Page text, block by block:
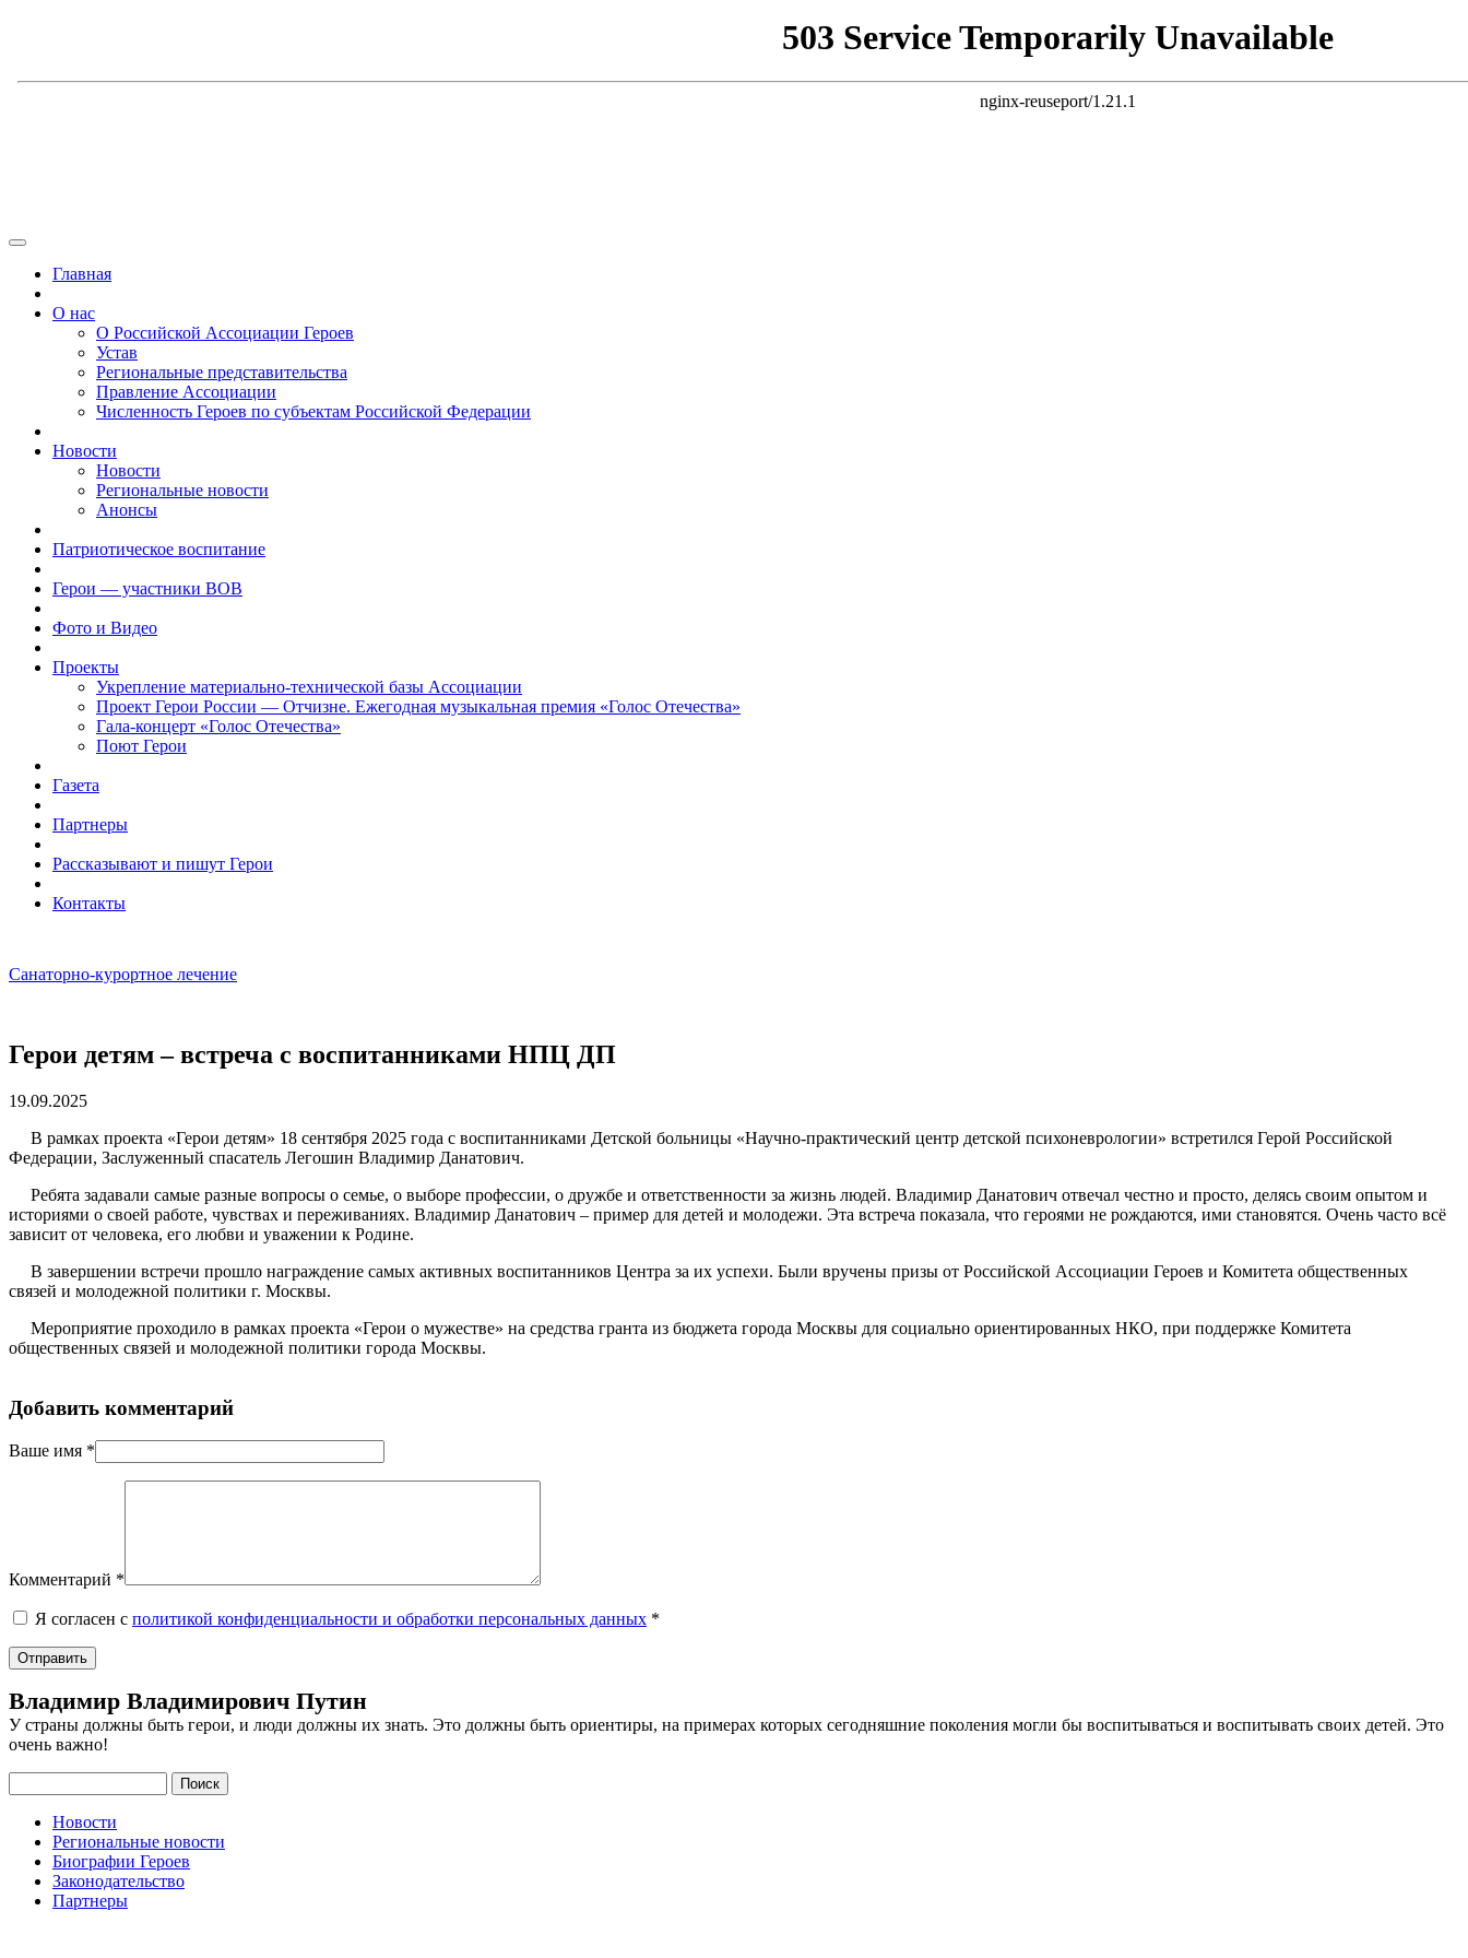
Главная
О нас
О Российской Ассоциации Героев
Устав
Региональные представительства
Правление Ассоциации
Численность Героев по субъектам Российской Федерации
Новости
Новости
Региональные новости
Анонсы
Патриотическое воспитание
Герои — участники ВОВ
Фото и Видео
Проекты
Укрепление материально-технической базы Ассоциации
Проект Герои России — Отчизне. Ежегодная музыкальная премия «Голос Отечества»
Гала-концерт «Голос Отечества»
Поют Герои
Газета
Партнеры
Рассказывают и пишут Герои
Контакты
Санаторно-курортное лечение
Герои детям – встреча с воспитанниками НПЦ ДП
19.09.2025
В рамках проекта «Герои детям» 18 сентября 2025 года с воспитанниками Детской больницы «Научно-практический центр детской психоневрологии» встретился Герой Российской
Федерации, Заслуженный спасатель Легошин Владимир Данатович.
Ребята задавали самые разные вопросы о семье, о выборе профессии, о дружбе и ответственности за жизнь людей. Владимир Данатович отвечал честно и просто, делясь своим опытом и
историями о своей работе, чувствах и переживаниях. Владимир Данатович – пример для детей и молодежи. Эта встреча показала, что героями не рождаются, ими становятся. Очень часто всё
зависит от человека, его любви и уважении к Родине.
В завершении встречи прошло награждение самых активных воспитанников Центра за их успехи. Были вручены призы от Российской Ассоциации Героев и Комитета общественных
связей и молодежной политики г. Москвы.
Мероприятие проходило в рамках проекта «Герои о мужестве» на средства гранта из бюджета города Москвы для социально ориентированных НКО, при поддержке Комитета
общественных связей и молодежной политики города Москвы.
Добавить комментарий
Ваше имя *
Комментарий *
Я согласен с политикой конфиденциальности и обработки персональных данных *
Владимир Владимирович Путин
У страны должны быть герои, и люди должны их знать. Это должны быть ориентиры, на примерах которых сегодняшние поколения могли бы воспитываться и воспитывать своих детей. Это
очень важно!
Поиск
Новости
Региональные новости
Биографии Героев
Законодательство
Партнеры